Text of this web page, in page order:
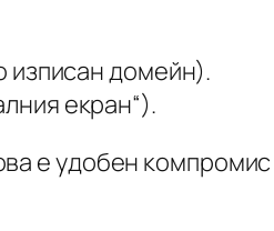
изписан домейн).
екран“).
е удобен компромис